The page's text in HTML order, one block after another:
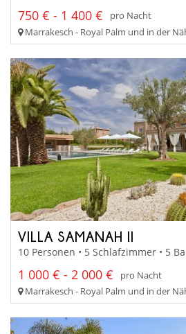
750 € - 1 400 €
pro Nacht
Marrakesch - Royal Palm und in der
VILLA SAMANAH II
10 Personen • 5 Schlafzimmer • 5
1 000 € - 2 000 €
pro Nacht
Marrakesch - Royal Palm und in der